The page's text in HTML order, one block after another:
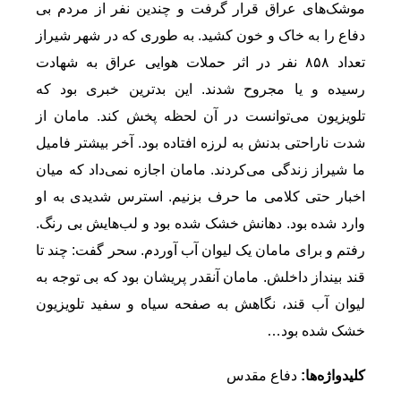
موشک‌های عراق قرار گرفت و چندین نفر از مردم بی
دفاع را به خاک و خون کشید. به طوری که در شهر شیراز
تعداد ۸۵۸ نفر در اثر حملات هوایی عراق به شهادت
رسیده و یا مجروح شدند. این بدترین خبری بود که
تلویزیون می‌توانست در آن لحظه پخش کند. مامان از
شدت ناراحتی بدنش به لرزه افتاده بود. آخر بیشتر فامیل
ما شیراز زندگی می‌کردند. مامان اجازه نمی‌داد که میان
اخبار حتی کلامی ما حرف بزنیم. استرس شدیدی به او
وارد شده بود. دهانش خشک شده بود و لب‌هایش بی رنگ.
رفتم و برای مامان یک لیوان آب آوردم. سحر گفت: چند تا
قند بینداز داخلش. مامان آنقدر پریشان بود که بی توجه به
لیوان آب قند، نگاهش به صفحه سیاه و سفید تلویزیون
خشک شده بود…
کلیدواژه‌ها: دفاع مقدس